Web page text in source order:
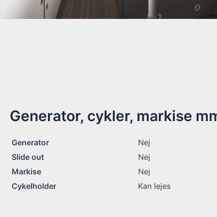
Generator, cykler, markise
Generator
Nej
Slide out
Nej
Markise
Nej
Cykelholder
Kan lejes